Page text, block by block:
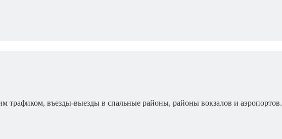
трафиком, въезды-выезды в спальные районы, районы вокзалов и аэропортов.